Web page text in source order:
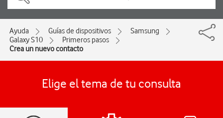
Ayuda Guías de dispositivos
Samsung
Galaxy S10
Primeros pasos
Crea un nuevo contacto
Elige el tema de tu consulta